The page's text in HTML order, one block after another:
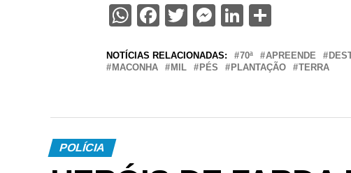
WhatsApp
Facebook
Twitter
Messenger
LinkedIn
NOTÍCIAS RELACIONADAS: 70ª APREENDE
MACONHA
MIL PÉS PLANTAÇÃO TERRA
POLÍCIA